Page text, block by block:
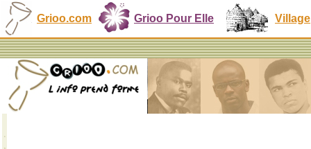
Grioo.com Grioo Pour Elle Village